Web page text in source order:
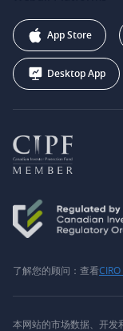
Webull Corporation
+1 (888) 228-0958
App Store
Desktop App
了解您的顾问：查看
本网站的市场数据、开发